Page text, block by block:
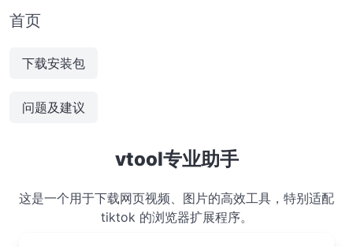
首页
下载安装包
问题及建议
vtool专业助手
这是一个用于下载网页视频、图片的高效工具，特别适配
tiktok 的浏览器扩展程序。